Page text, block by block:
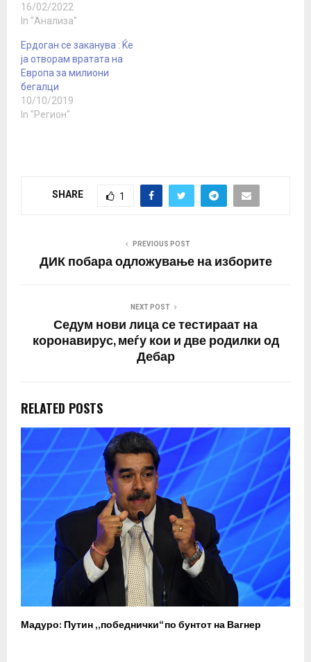
се оддржа меѓународна
конференција на тема
на Западот против
Русија: украинскиот
случај“. На
конференцијата покрај
моето присуство како
единствен новинар и
Финска, Унгарија,
16/02/2022
In "Анализа"
Ердоган се заканува : Ќе
ја отворам вратата на
Европа за милиони
бегалци
10/10/2019
In "Регион"
SHARE 1
PREVIOUS POST
ДИК побара одложување на изборите
NEXT POST
Седум нови лица се тестираат на
коронавирус, меѓу кои и две родилки од
Дебар
RELATED POSTS
Мадуро: Путин „победнички“ по бунтот на Вагнер